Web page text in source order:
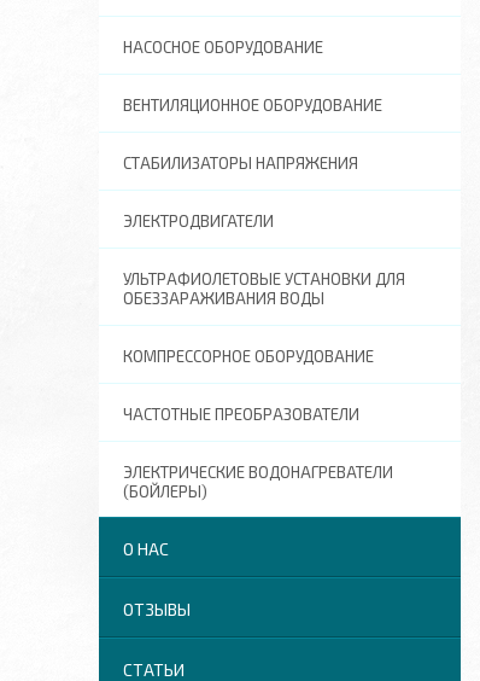
НАСОСНОЕ ОБОРУДОВАНИЕ
ВЕНТИЛЯЦИОННОЕ ОБОРУДОВАНИЕ
СТАБИЛИЗАТОРЫ НАПРЯЖЕНИЯ
ЭЛЕКТРОДВИГАТЕЛИ
УЛЬТРАФИОЛЕТОВЫЕ УСТАНОВКИ ДЛЯ
ОБЕЗЗАРАЖИВАНИЯ ВОДЫ
КОМПРЕССОРНОЕ ОБОРУДОВАНИЕ
ЧАСТОТНЫЕ ПРЕОБРАЗОВАТЕЛИ
ЭЛЕКТРИЧЕСКИЕ ВОДОНАГРЕВАТЕЛИ
(БОЙЛЕРЫ)
О НАС
ОТЗЫВЫ
СТАТЬИ